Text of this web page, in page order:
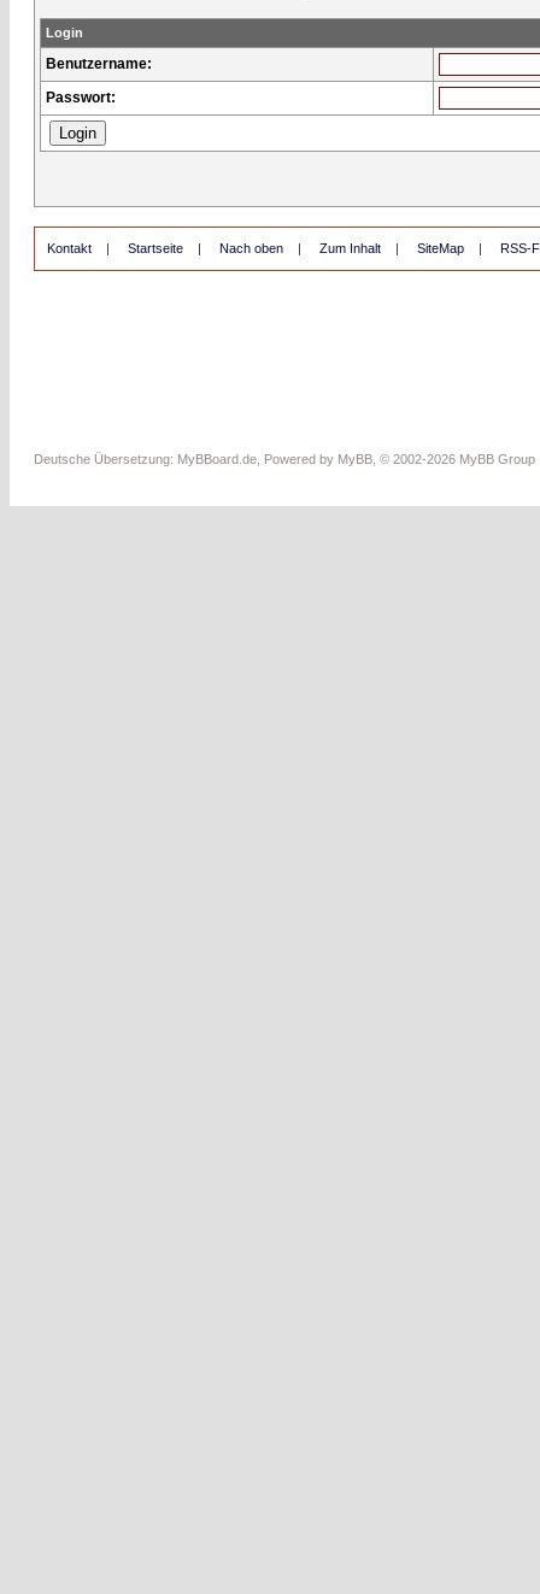
Login
Benutzername:
Passwort:
Kontakt | Startseite | Nach oben | Zum Inhalt | SiteMap | RSS-
Deutsche Übersetzung: MyBBoard.de , Powered by MyBB , © 2002-2026 MyBB Group